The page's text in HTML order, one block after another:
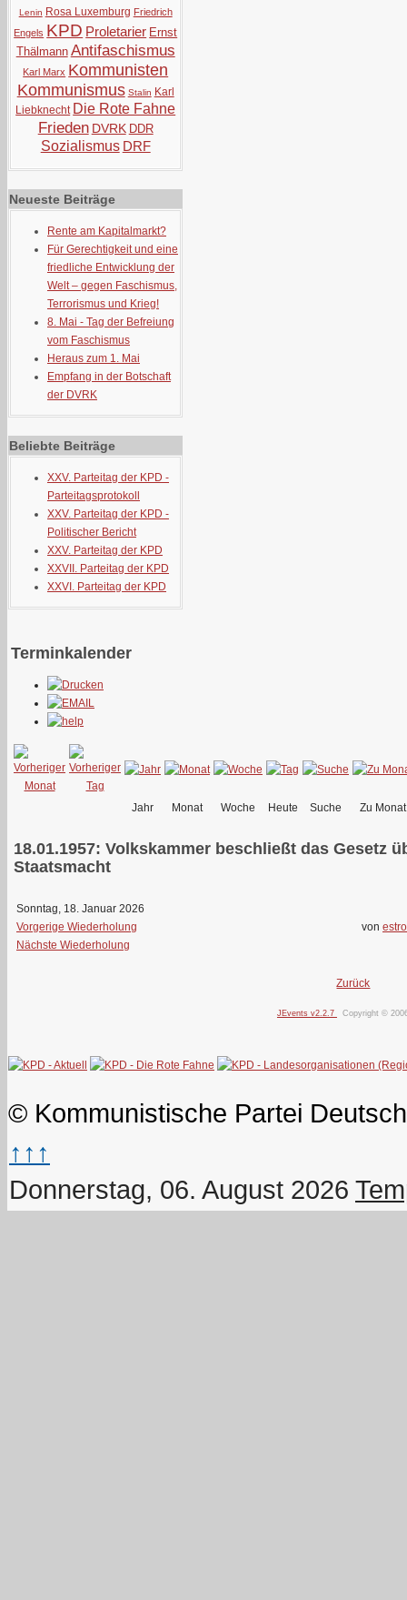
Lenin Rosa Luxemburg Friedrich
Engels KPD Proletarier Ernst
Thälmann Antifaschismus
Karl Marx Kommunisten
Kommunismus Stalin Karl
Liebknecht Die Rote Fahne
Frieden DVRK DDR
Sozialismus DRF
Neueste Beiträge
Rente am Kapitalmarkt?
Für Gerechtigkeit und eine
friedliche Entwicklung der
Welt – gegen Faschismus,
Terrorismus und Krieg!
8. Mai - Tag der Befreiung
vom Faschismus
Heraus zum 1. Mai
Empfang in der Botschaft
der DVRK
Beliebte Beiträge
XXV. Parteitag der KPD -
Parteitagsprotokoll
XXV. Parteitag der KPD -
Politischer Bericht
XXV. Parteitag der KPD
XXVII. Parteitag der KPD
XXVI. Parteitag der KPD
Terminkalender
Jahr Monat Woche Heute Suche Zu Monat
18.01.1957: Volkskammer beschließt das Gesetz
Staatsmacht
Sonntag, 18. Januar 2026
Vorgerige Wiederholung
Nächste Wiederholung
von estro
Zurück
JEvents v2.2.7 Copyright ©
© Kommunistische Partei
↑↑↑
Donnerstag, 06. August 2026